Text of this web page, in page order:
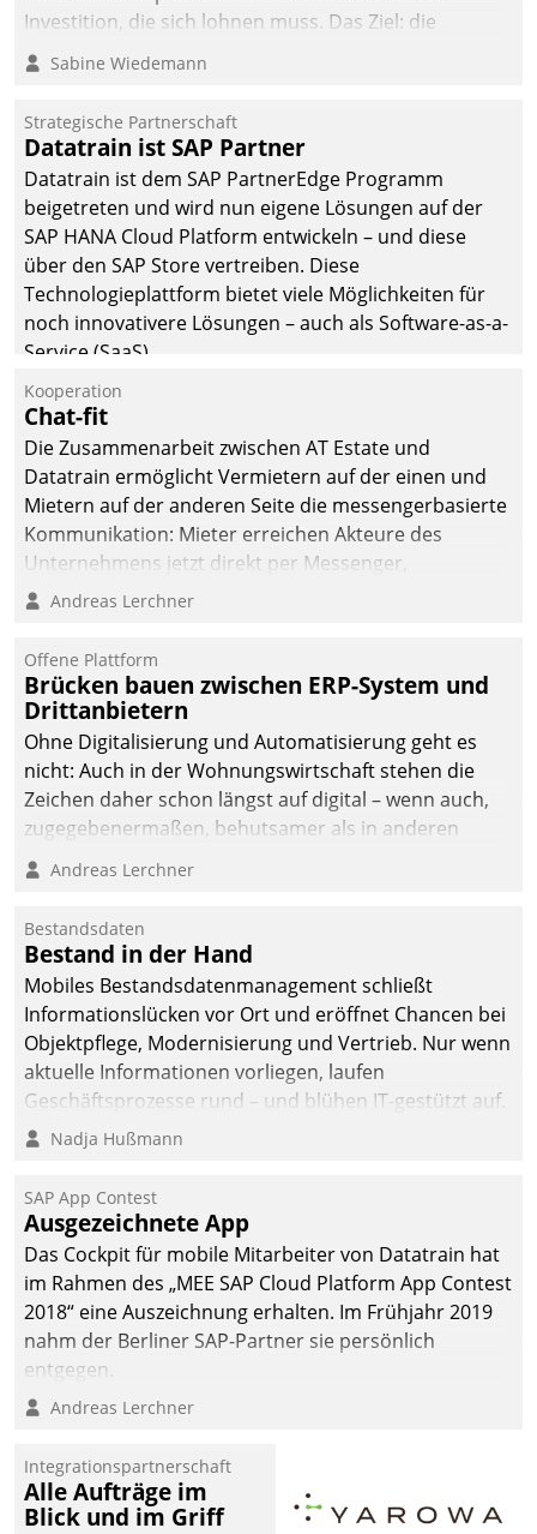
Investition, die sich lohnen muss. Das Ziel: die
nachhaltige Optimierung der Geschäftsabläufe. Damit
dieses Ziel erreicht wird, sollten einige Grundregeln
Sabine Wiedemann
Strategische Partnerschaft
Datatrain ist SAP Partner
Datatrain ist dem SAP PartnerEdge Programm
beigetreten und wird nun eigene Lösungen auf der
SAP HANA Cloud Platform entwickeln – und diese
über den SAP Store vertreiben. Diese
Technologieplattform bietet viele Möglichkeiten für
noch innovativere Lösungen – auch als Software-as-a-
Service (SaaS).
Kooperation
Chat-fit
Die Zusammenarbeit zwischen AT Estate und
Datatrain ermöglicht Vermietern auf der einen und
Mietern auf der anderen Seite die messengerbasierte
Kommunikation: Mieter erreichen Akteure des
Unternehmens jetzt direkt per Messenger,
Mitarbeiter oder Dienstleister empfangen oder
Andreas Lerchner
Offene Plattform
Brücken bauen zwischen ERP-System und
Drittanbietern
Ohne Digitalisierung und Automatisierung geht es
nicht: Auch in der Wohnungswirtschaft stehen die
Zeichen daher schon längst auf digital – wenn auch,
zugegebenermaßen, behutsamer als in anderen
Branchen.
Andreas Lerchner
Bestandsdaten
Bestand in der Hand
Mobiles Bestandsdatenmanagement schließt
Informationslücken vor Ort und eröffnet Chancen bei
Objektpflege, Modernisierung und Vertrieb. Nur wenn
aktuelle Informationen vorliegen, laufen
Geschäftsprozesse rund – und blühen IT-gestützt auf.
Nadja Hußmann
SAP App Contest
Ausgezeichnete App
Das Cockpit für mobile Mitarbeiter von Datatrain hat
im Rahmen des „MEE SAP Cloud Platform App Contest
2018“ eine Auszeichnung erhalten. Im Frühjahr 2019
nahm der Berliner SAP-Partner sie persönlich
entgegen.
Andreas Lerchner
Integrationspartnerschaft
Alle Aufträge im
Blick und im Griff